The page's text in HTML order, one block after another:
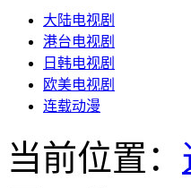
大陆电视剧
港台电视剧
日韩电视剧
欧美电视剧
连载动漫
当前位置：